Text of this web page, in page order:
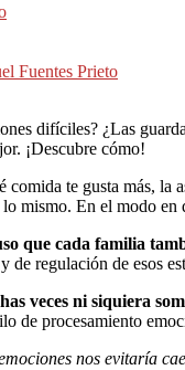
Fuentes Prieto
difíciles? ¿Las
¡Descubre cómo!
comida te gusta más,
mismo. En el modo en
que cada familia
de regulación de esos
veces ni siquiera
de procesamiento
nos evitaría